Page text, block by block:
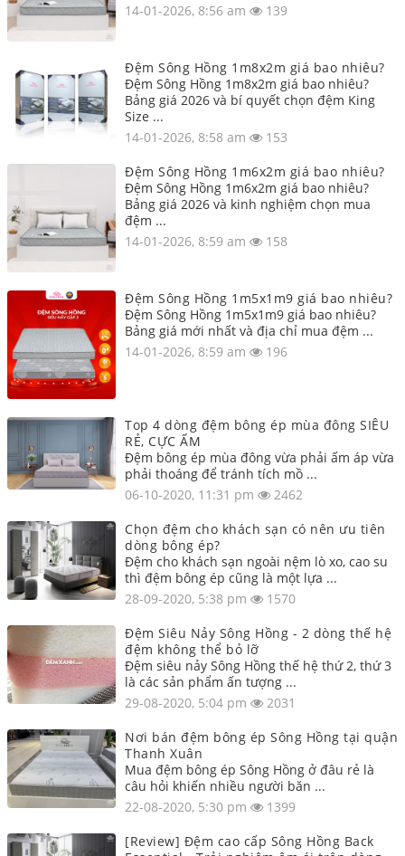
14-01-2026, 8:56 am
139
Đệm Sông Hồng 1m8x2m giá bao nhiêu?
Đệm Sông Hồng 1m8x2m giá bao nhiêu?
Bảng giá 2026 và bí quyết chọn đệm King
Size ...
14-01-2026, 8:58 am
153
Đệm Sông Hồng 1m6x2m giá bao nhiêu?
Đệm Sông Hồng 1m6x2m giá bao nhiêu?
Bảng giá 2026 và kinh nghiệm chọn mua
đệm ...
14-01-2026, 8:59 am
158
Đệm Sông Hồng 1m5x1m9 giá bao nhiêu?
Đệm Sông Hồng 1m5x1m9 giá bao nhiêu?
Bảng giá mới nhất và địa chỉ mua đệm ...
14-01-2026, 8:59 am
196
Top 4 dòng đệm bông ép mùa đông SIÊU
RẺ, CỰC ẤM
Đệm bông ép mùa đông vừa phải ấm áp vừa
phải thoáng để tránh tích mồ ...
06-10-2020, 11:31 pm
2462
Chọn đệm cho khách sạn có nên ưu tiên
dòng bông ép?
Đệm cho khách sạn ngoài nệm lò xo, cao su
thì đệm bông ép cũng là một lựa ...
28-09-2020, 5:38 pm
1570
Đệm Siêu Nảy Sông Hồng - 2 dòng thế hệ
đệm không thể bỏ lỡ
Đệm siêu nảy Sông Hồng thế hệ thứ 2, thứ 3
là các sản phẩm ấn tượng ...
29-08-2020, 5:04 pm
2031
Nơi bán đệm bông ép Sông Hồng tại quận
Thanh Xuân
Mua đệm bông ép Sông Hồng ở đâu rẻ là
câu hỏi khiến nhiều người băn ...
22-08-2020, 5:30 pm
1399
[Review] Đệm cao cấp Sông Hồng Back